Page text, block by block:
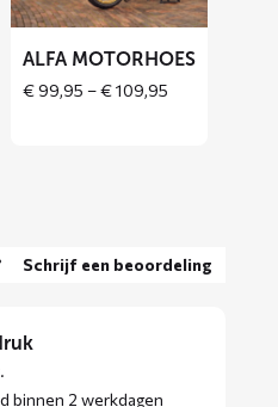
ALFA MOTORHOES
€99,95 –€109,95
Schrijf een beoordeling
binnen 2 werkdagen